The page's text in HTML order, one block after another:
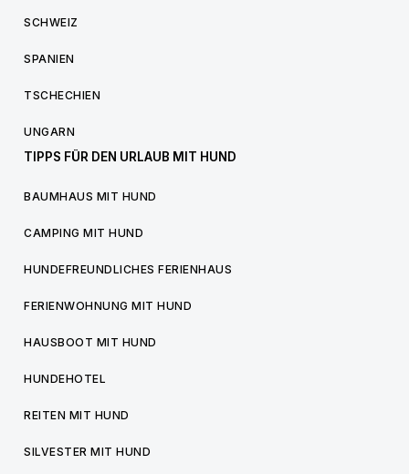
SCHWEIZ
SPANIEN
TSCHECHIEN
UNGARN
TIPPS FÜR DEN URLAUB MIT HUND
BAUMHAUS MIT HUND
CAMPING MIT HUND
HUNDEFREUNDLICHES FERIENHAUS
FERIENWOHNUNG MIT HUND
HAUSBOOT MIT HUND
HUNDEHOTEL
REITEN MIT HUND
SILVESTER MIT HUND